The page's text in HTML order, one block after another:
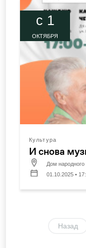
c 1
ОКТЯБРЯ
Культура
И снова
Дом
01.10.2025 •
Назад